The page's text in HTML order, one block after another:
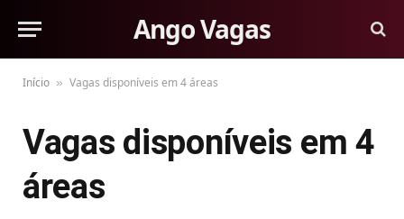
Ango Vagas
Início » Vagas disponíveis em 4 áreas
Vagas disponíveis em 4
áreas